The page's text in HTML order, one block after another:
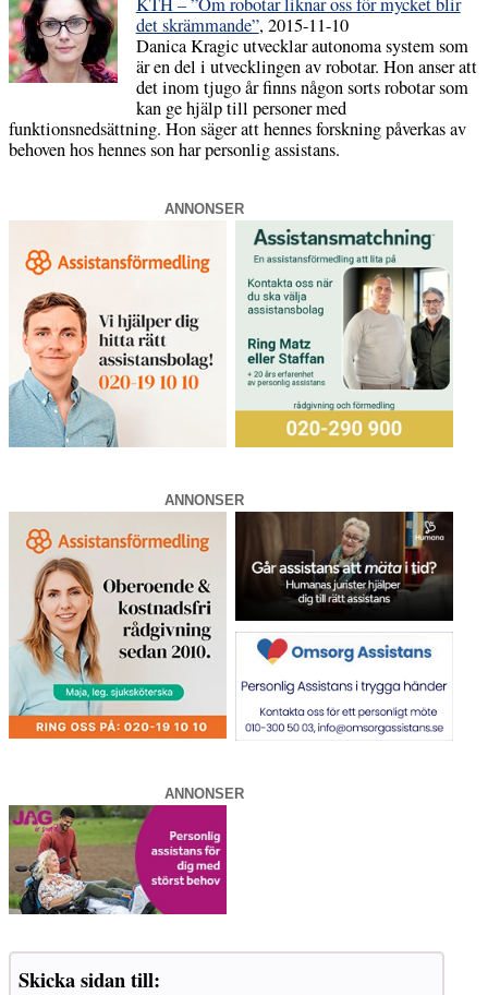
KTH – ”Om robotar liknar oss för mycket blir
det skrämmande”, 2015-11-10
Danica Kragic utvecklar autonoma system som
är en del i utvecklingen av robotar. Hon anser att
det inom tjugo år finns någon sorts robotar som
kan ge hjälp till personer med
funktionsnedsättning. Hon säger att hennes forskning påverkas av
behoven hos hennes son har personlig assistans.
ANNONSER
ANNONSER
ANNONSER
Skicka sidan till: